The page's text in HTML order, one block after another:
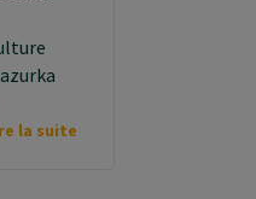
la suite